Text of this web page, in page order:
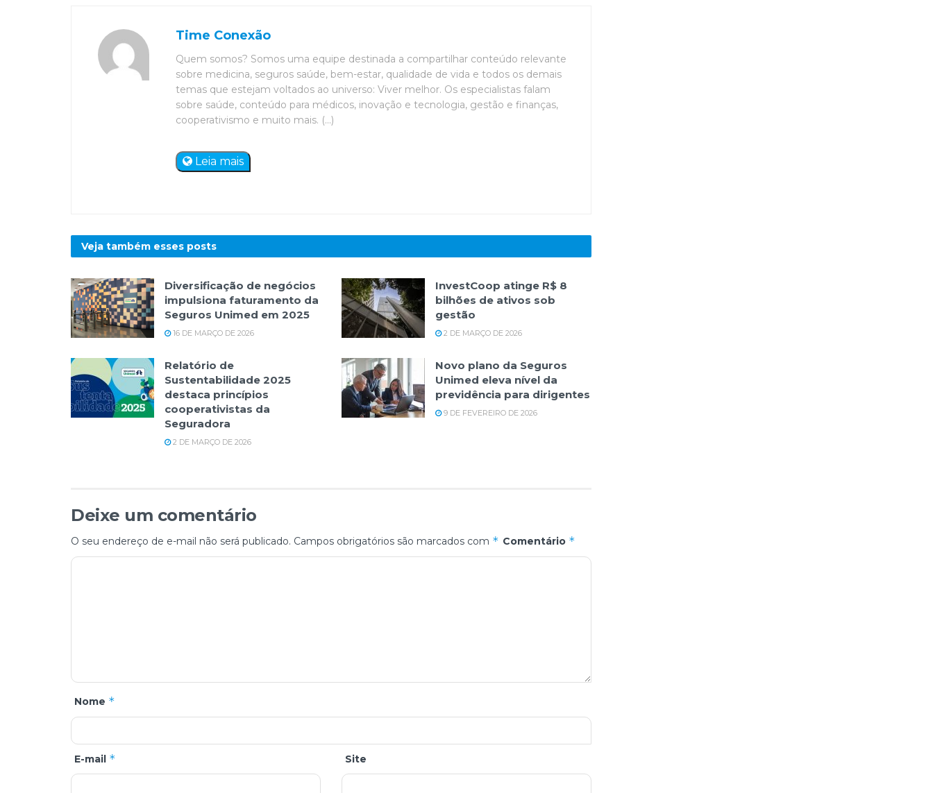
Time Conexão
Quem somos? Somos uma equipe destinada a compartilhar conteúdo relevante
sobre medicina, seguros saúde, bem-estar, qualidade de vida e todos os demais
temas que estejam voltados ao universo: Viver melhor. Os especialistas falam
sobre saúde, conteúdo para médicos, inovação e tecnologia, gestão e finanças,
cooperativismo e muito mais. (...)
Leia mais
Veja também esses posts
Diversificação de negócios
impulsiona faturamento da
Seguros Unimed em 2025
16 DE MARÇO DE 2026
InvestCoop atinge R$ 8
bilhões de ativos sob
gestão
2 DE MARÇO DE 2026
Relatório de
Sustentabilidade 2025
destaca princípios
cooperativistas da
Seguradora
2 DE MARÇO DE 2026
Novo plano da Seguros
Unimed eleva nível da
previdência para dirigentes
9 DE FEVEREIRO DE 2026
Deixe um comentário
O seu endereço de e-mail não será publicado. Campos obrigatórios são marcados com * Comentário *
Nome *
E-mail * Site